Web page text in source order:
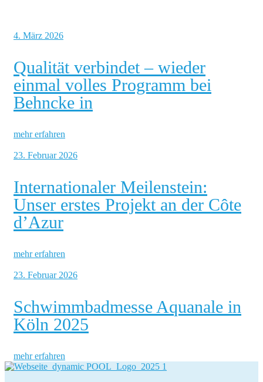
4. März 2026
Qualität verbindet – wieder
einmal volles Programm bei
Behncke in
mehr erfahren
23. Februar 2026
Internationaler Meilenstein:
Unser erstes Projekt an der Côte
d’Azur
mehr erfahren
23. Februar 2026
Schwimmbadmesse Aquanale in
Köln 2025
mehr erfahren